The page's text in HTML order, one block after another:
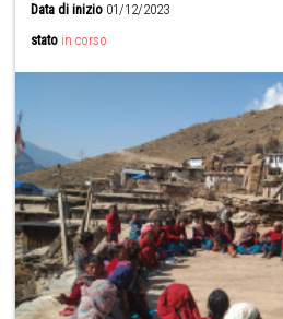
Data di inizio 01/12/2023
stato in corso